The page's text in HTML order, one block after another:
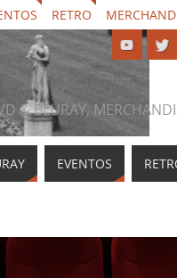
RETRO
& BLURAY,
EVENTOS